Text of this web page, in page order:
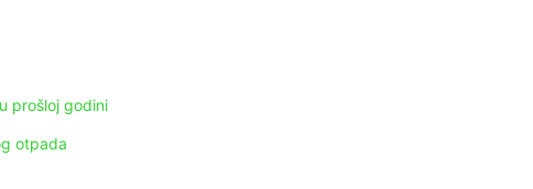
prošloj godini
otpada